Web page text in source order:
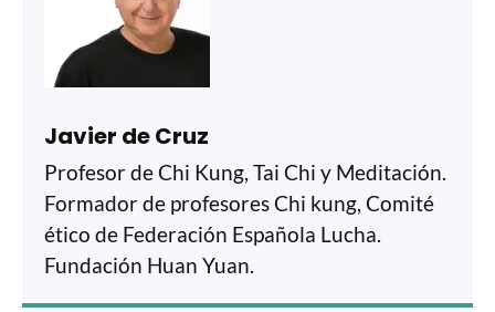
Javier de Cruz
Profesor de Chi Kung, Tai Chi y Meditación.
Formador de profesores Chi kung, Comité
ético de Federación Española Lucha.
Fundación Huan Yuan.